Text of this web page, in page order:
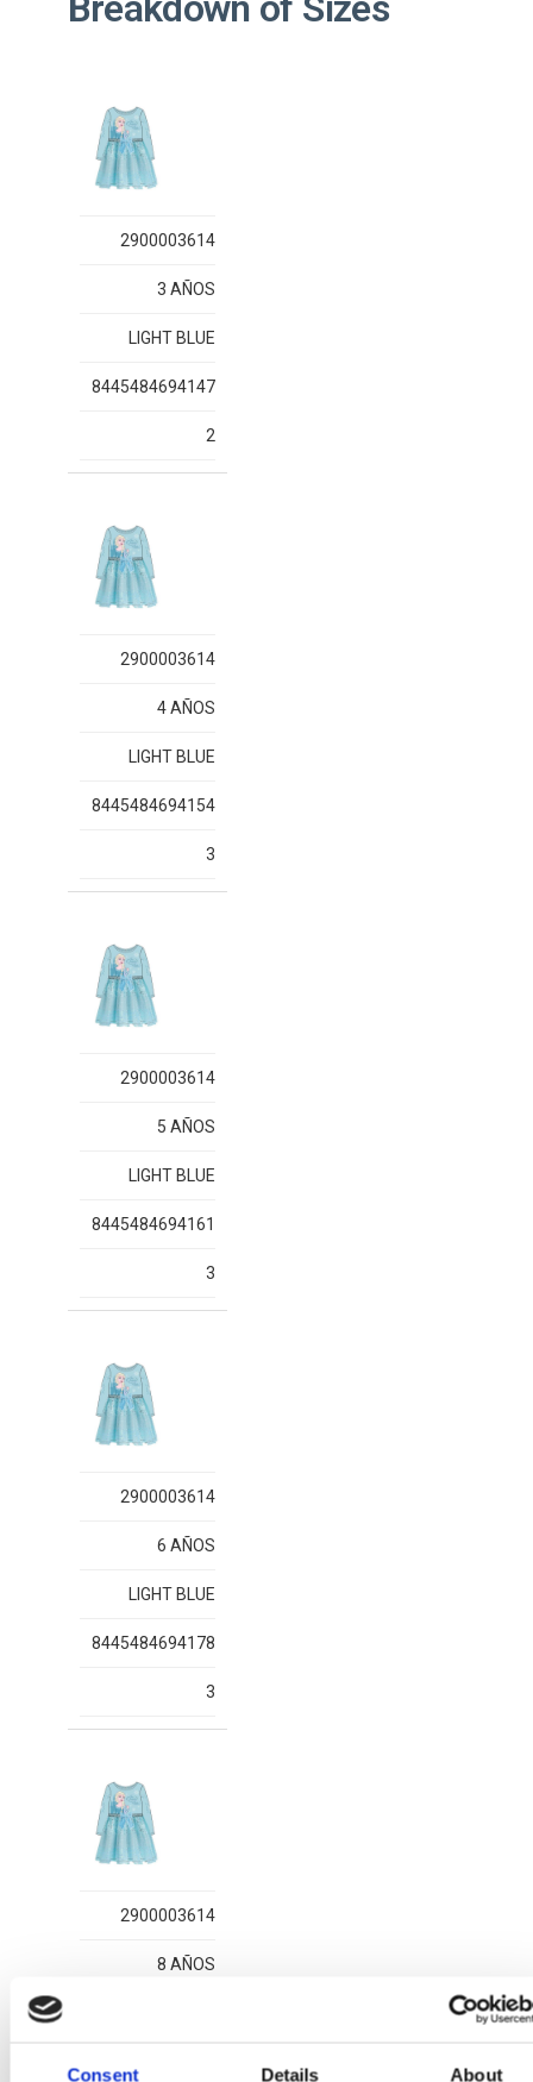
Consent Details About
2900003614
3 AÑOS
LIGHT BLUE
8445484694147
2
2900003614
4 AÑOS
LIGHT BLUE
8445484694154
3
2900003614
5 AÑOS
LIGHT BLUE
8445484694161
3
2900003614
6 AÑOS
LIGHT BLUE
8445484694178
3
2900003614
8 AÑOS